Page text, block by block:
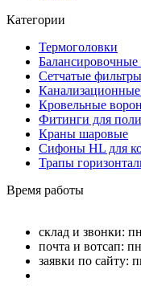
Категории
Термоголовки
Сетчатые фильтры
Кровельные
Фитинги для
Краны шаровые
Сифоны HL для
Трапы
Время работы
склад и звонки:
почта и вотсап:
заявки по сайту: